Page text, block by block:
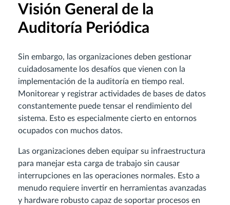
Visión General de la
Auditoría Periódica
Sin embargo, las organizaciones deben gestionar
cuidadosamente los desafíos que vienen con la
implementación de la auditoría en tiempo real.
Monitorear y registrar actividades de bases de datos
constantemente puede tensar el rendimiento del
sistema. Esto es especialmente cierto en entornos
ocupados con muchos datos.
Las organizaciones deben equipar su infraestructura
para manejar esta carga de trabajo sin causar
interrupciones en las operaciones normales. Esto a
menudo requiere invertir en herramientas avanzadas
y hardware robusto capaz de soportar procesos en